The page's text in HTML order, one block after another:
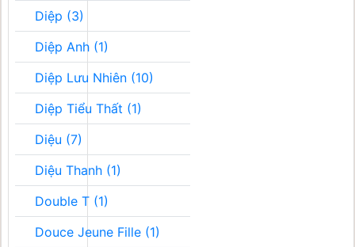
Diệp (3)
Diệp Anh (1)
Diệp Lưu Nhiên (10)
Diệp Tiểu Thất (1)
Diệu (7)
Diệu Thanh (1)
Double T (1)
Douce Jeune Fille (1)